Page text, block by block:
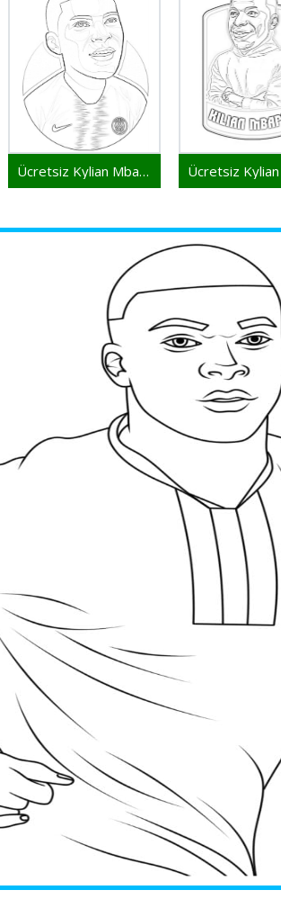
Ücretsiz Kylian Mbappe Çocuklar İçin